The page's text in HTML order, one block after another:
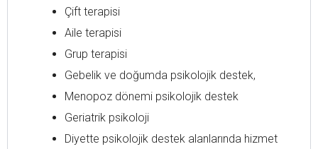
Çift terapisi
Aile terapisi
Grup terapisi
Gebelik ve doğumda psikolojik destek,
Menopoz dönemi psikolojik destek
Geriatrik psikoloji
Diyette psikolojik destek alanlarında hizmet